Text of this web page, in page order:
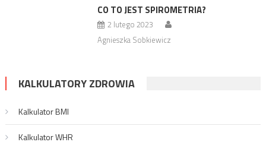
CO TO JEST SPIROMETRIA?
2 lutego 2023
Agnieszka Sobkiewicz
KALKULATORY ZDROWIA
Kalkulator BMI
Kalkulator WHR